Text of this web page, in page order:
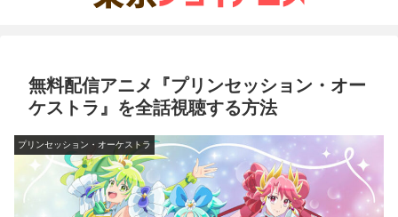
無料配信アニメ『プリンセッション・オー
ケストラ』を全話視聴する方法
プリンセッション・オーケストラ